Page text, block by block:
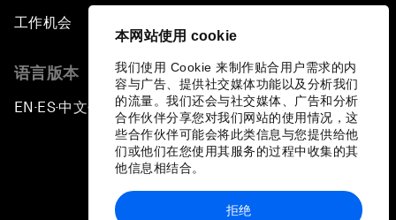
本网站使用 cookie
我们使用 Cookie 来制作贴合用户需求的内
容与广告、提供社交媒体功能以及分析我们
的流量。我们还会与社交媒体、广告和分析
合作伙伴分享您对我们网站的使用情况，这
些合作伙伴可能会将此类信息与您提供给他
们或他们在您使用其服务的过程中收集的其
他信息相结合。
拒绝
工作机会
语言版本
EN ▪ES▪中文▪ 日本語